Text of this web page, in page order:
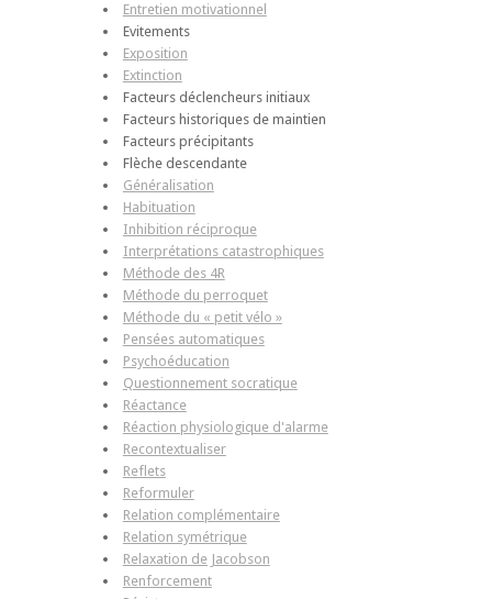
Entretien motivationnel
Evitements
Exposition
Extinction
Facteurs déclencheurs initiaux
Facteurs historiques de maintien
Facteurs précipitants
Flèche descendante
Généralisation
Habituation
Inhibition réciproque
Interprétations catastrophiques
Méthode des 4R
Méthode du perroquet
Méthode du « petit vélo »
Pensées automatiques
Psychoéducation
Questionnement socratique
Réactance
Réaction physiologique d'alarme
Recontextualiser
Reflets
Reformuler
Relation complémentaire
Relation symétrique
Relaxation de Jacobson
Renforcement